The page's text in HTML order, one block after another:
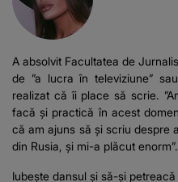
A absolvit Facultatea de
de ”a lucra în televiziune”
realizat că îi place să scrie.
facă și practică în acest
că am ajuns să și scriu despre
din Rusia, și mi-a plăcut enorm”.
Iubește dansul și să-și